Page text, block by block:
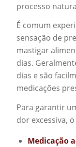
processo
É comum
sensação de
mastigar
dias.
dias e são
medicações
Para garantir
dor excessiva,
Medicação